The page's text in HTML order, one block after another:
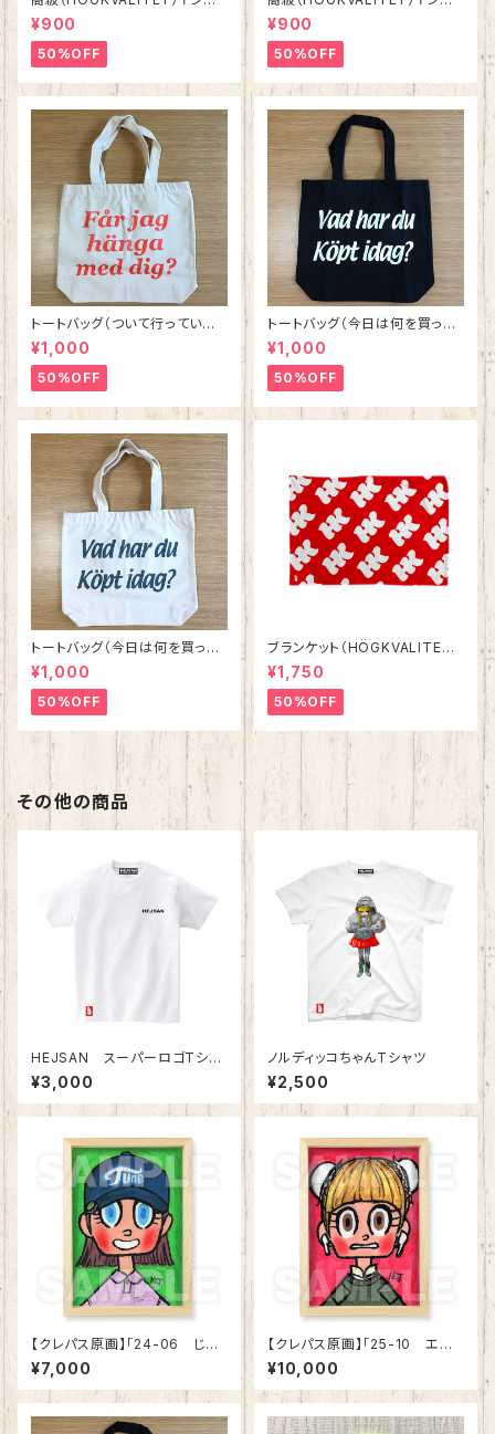
ツ ホワイト
¥900
50%OFF
ツ オリーブ
¥900
50%OFF
トートバッグ（ついて行ってい
い？） ナチュラルxサーモンピン
ク
¥1,000
50%OFF
トートバッグ（今日は何を買った
の？） ブラックxホワイト
¥1,000
50%OFF
トートバッグ（今日は何を買った
の？） ナチュラルxダークグリ
ーン
¥1,000
50%OFF
ブランケット（HÖGKVALITET）
レッド
¥1,750
50%OFF
その他の商品
HEJSAN スーパーロゴTシャ
ツ
¥3,000
ノルディッコちゃんTシャツ
¥2,500
【クレパス原画】「24-06 じゅ
ん」
¥7,000
【クレパス原画】「25-10 エア
ポ」
¥10,000